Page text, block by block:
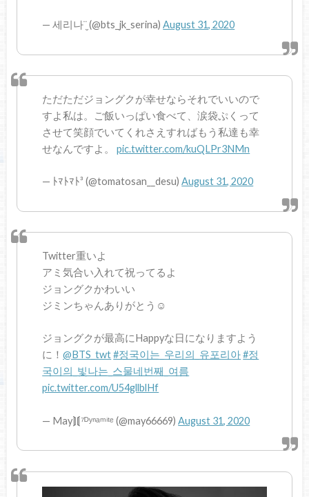
— 세리나︎︎¨̮ (@bts_jk_serina)August 31, 2020
ただただジョングクが幸せならそれでいいので
すよ私は。ご飯いっぱい食べて、涙袋ぷくって
させて笑顔でいてくれさえすればもう私達も幸
せなんですよ。pic.twitter.com/kuQLPr3NMn
— ﾄﾏﾄﾏﾄ³ (@tomatosan__desu)August 31, 2020
Twitter重いよ
アミ気合い入れて祝ってるよ
ジョングクかわいい
ジミンちゃんありがとう☺️
ジョングクが最高にHappyな日になりますよう
に！@BTS_twt#정국이는_우리의_유포리아#정
국이의_빛나는_스물네번째_여름
pic.twitter.com/U54gllblHf
— May⟭⟬⁷ᴰʸⁿᵃᵐⁱᵗᵉ (@may66669)August 31, 2020